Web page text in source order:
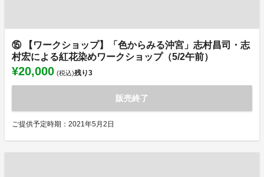
⑮ 【ワークショップ】「色からみる沖宮」志村昌司・志
村宏による紅花染めワークショップ（5/2午前）
¥20,000 (税込)残り3
販売終了
ご提供予定時期：2021年5月2日